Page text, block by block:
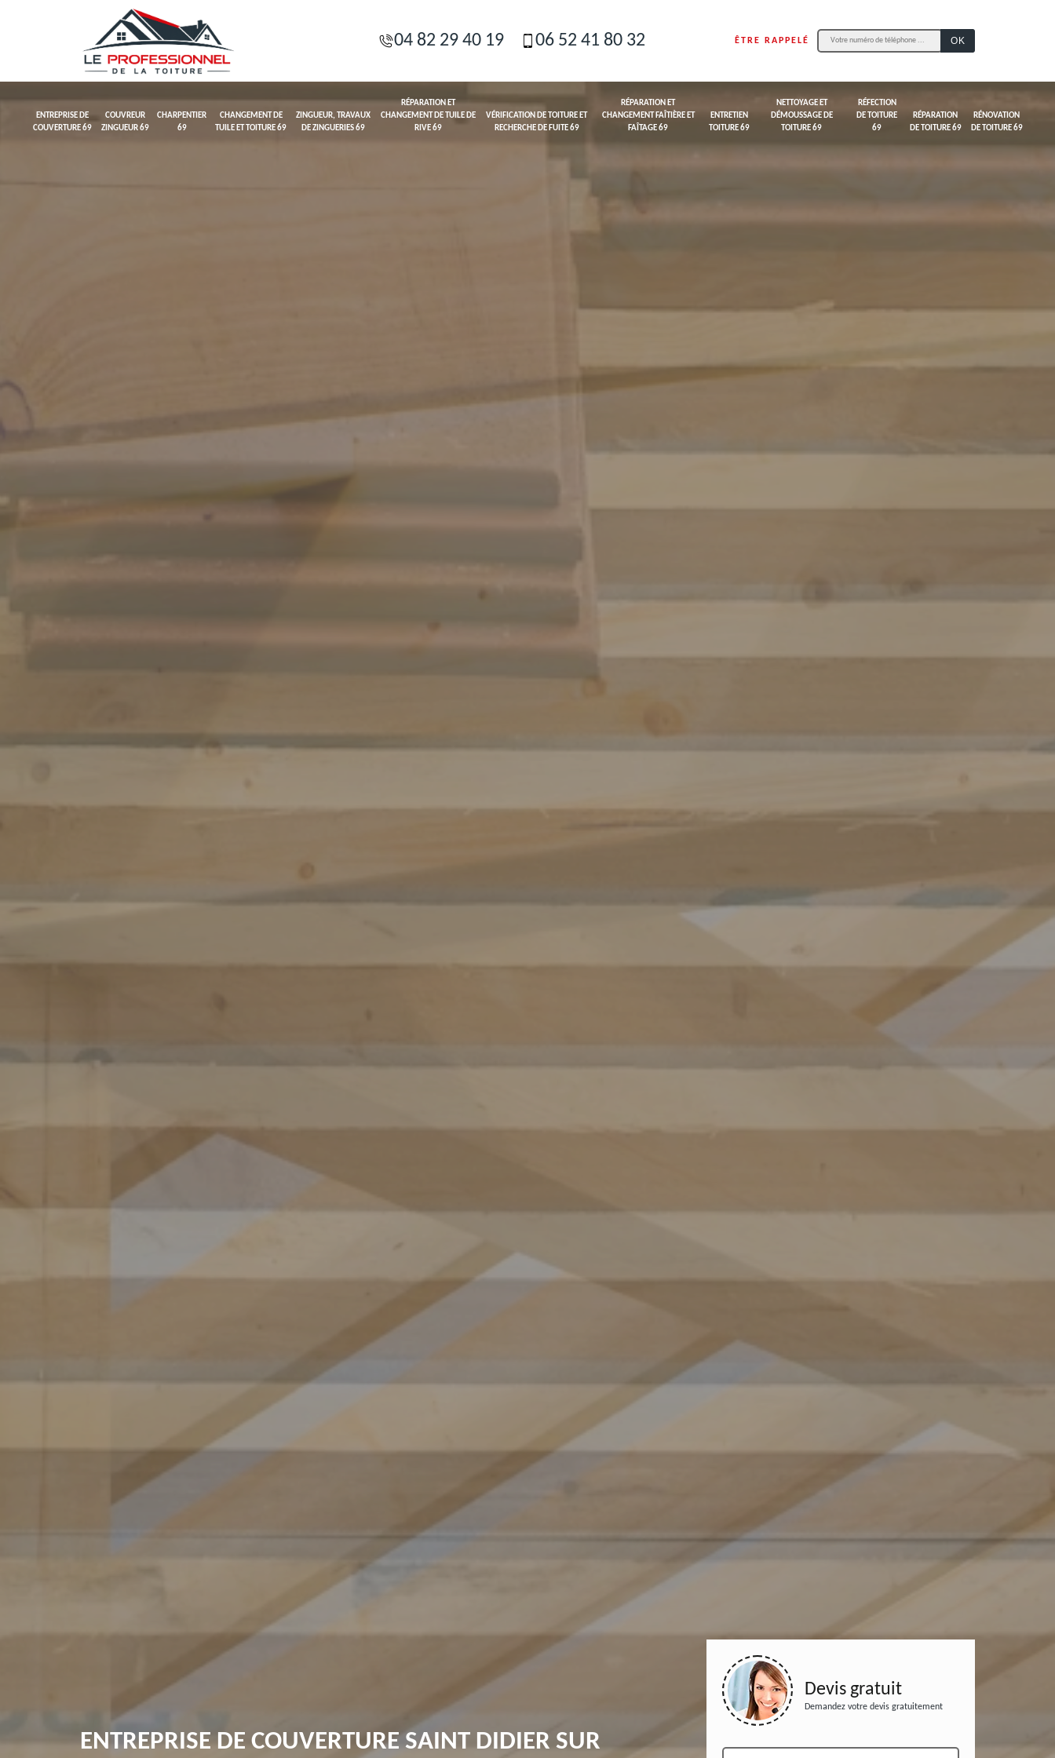
04 82 29 40 19 06 52 41 80 32 ÊTRE RAPPELÉ
ENTREPRISE DE
COUVERTURE 69
COUVREUR
ZINGUEUR 69
CHARPENTIER
69
CHANGEMENT DE
TUILE ET TOITURE 69
ZINGUEUR, TRAVAUX
DE ZINGUERIES 69
RÉPARATION ET
CHANGEMENT DE TUILE DE
RIVE 69
VÉRIFICATION DE TOITURE ET
RECHERCHE DE FUITE 69
RÉPARATION ET
CHANGEMENT FAÎTIÈRE ET
FAÎTAGE 69
ENTRETIEN
TOITURE 69
NETTOYAGE ET
DÉMOUSSAGE DE
TOITURE 69
RÉFECTION
DE TOITURE
69
RÉPARATION
DE TOITURE 69
RÉNOVATION
DE TOITURE 69
ENTREPRISE DE COUVERTURE SAINT DIDIER SUR
Devis gratuit
Demandez votre devis gratuitement